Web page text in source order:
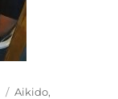
Schlagwörter
Aikido,